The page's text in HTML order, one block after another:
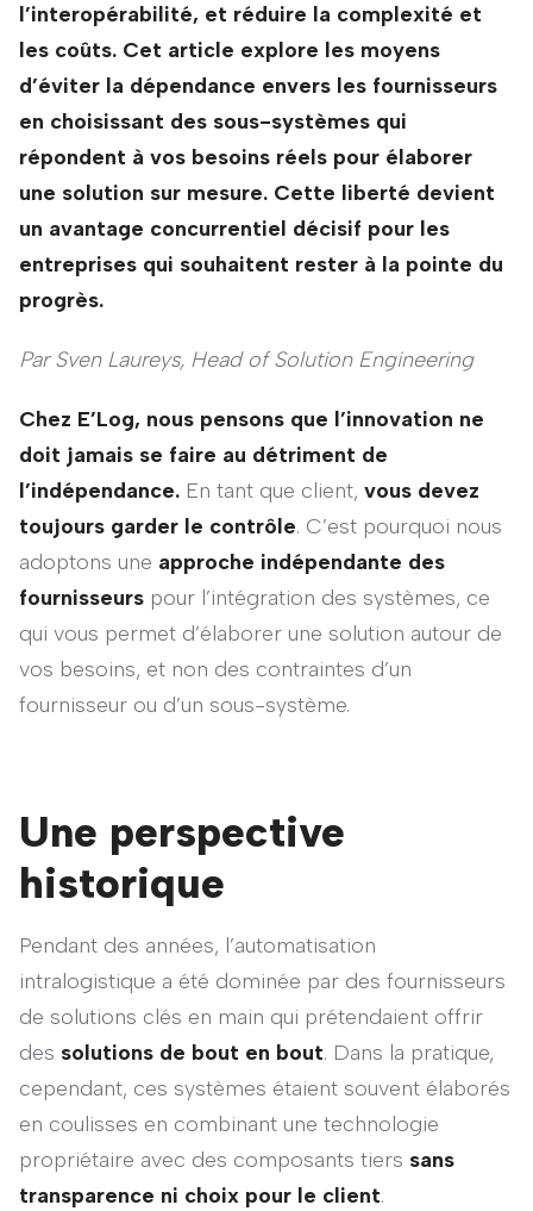
l’interopérabilité, et réduire la complexité et
les coûts. Cet article explore les moyens
d’éviter la dépendance envers les fournisseurs
en choisissant des sous-systèmes qui
répondent à vos besoins réels pour élaborer
une solution sur mesure. Cette liberté devient
un avantage concurrentiel décisif pour les
entreprises qui souhaitent rester à la pointe du
progrès.
Par Sven Laureys, Head of Solution Engineering
Chez E’Log, nous pensons que l’innovation ne
doit jamais se faire au détriment de
l’indépendance. En tant que client, vous devez
toujours garder le contrôle. C’est pourquoi nous
adoptons une approche indépendante des
fournisseurs pour l’intégration des systèmes, ce
qui vous permet d’élaborer une solution autour de
vos besoins, et non des contraintes d’un
fournisseur ou d’un sous-système.
Une perspective
historique
Pendant des années, l’automatisation
intralogistique a été dominée par des fournisseurs
de solutions clés en main qui prétendaient offrir
des solutions de bout en bout. Dans la pratique,
cependant, ces systèmes étaient souvent élaborés
en coulisses en combinant une technologie
propriétaire avec des composants tiers sans
transparence ni choix pour le client.